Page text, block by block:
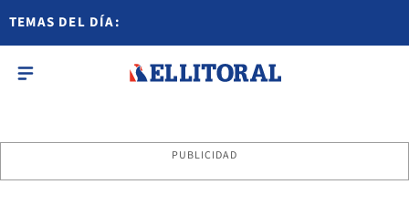
TEMAS DEL DÍA:
PUBLICIDAD